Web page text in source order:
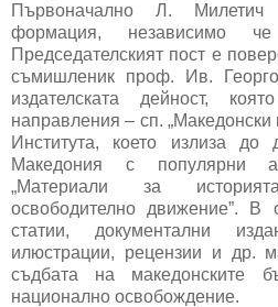
Първоначално Л.
формация, независимо
Председателският пост е
съмишленик проф. Ив.
издателската дейност,
направления – сп. „Македонски
Института, което излиза до
Македония с популярни
„Материали за
освободително движение”. В
статии, документални
илюстрации, рецензии и др.
съдбата на македонските
национално освобождение.